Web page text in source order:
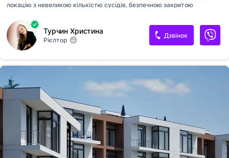
локацію з невеликою кількістю сусідів, безпечною закритою
Переваги: - Просторе та функціональне планування: кухня-студія з
лоджією, 2 окремі спальні з великим спільним балконом, санвузол,
кладова, гардероб; - Різностороння квартира з панорамними вікнами;
- 0 цикл; - Якісне цегляне будівництво, підключені усі комунікації; -
Територія закритого типу, загальна парковка для авто; - Спокійний та
Розтермінування під 0% річних, перший внесок - 30% Телефон...
Турчин Христина
Рієлтор
Дзвінок